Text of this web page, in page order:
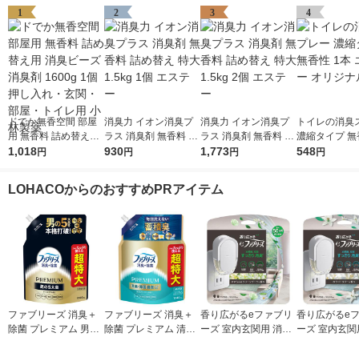
1
ドでか無香空間 部屋
用 無香料 詰め替え用
消臭ビーズ 消臭剤 16
小林製薬
1,018円
2
消臭力 イオン消臭プ
ラス 消臭剤 無香料 詰
め替え 特大 1.5kg 1個
930円
3
消臭力 イオン消臭プ
ラス 消臭剤 無香料 詰
め替え 特大 1.5kg 2個
1,773円
4
トイレの消臭
濃縮タイプ 無
本 エステー
548円
LOHACOからのおすすめPRアイテム
ファブリーズ 消臭＋
除菌 プレミアム 男の
ファブリーズ 消臭＋
除菌 プレミアム 清潔
香り広がるeファブリ
ーズ 室内玄関用 消臭
香り広がるe
ーズ 室内玄